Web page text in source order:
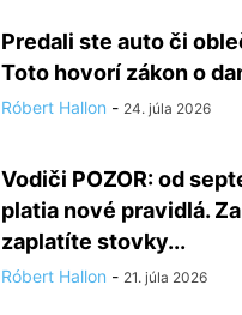
Predali ste auto či
Toto hovorí zákon o
Róbert Hallon - 24. júla 2026
Vodiči POZOR: od
platia nové pravidlá.
zaplatíte stovky...
Róbert Hallon - 21. júla 2026